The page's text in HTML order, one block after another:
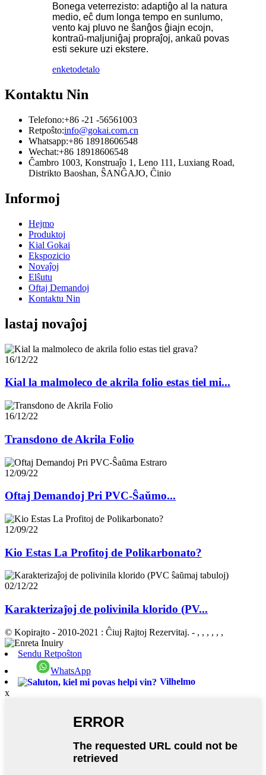
Bonega veterrezisto: adaptiĝo al la natura
medio, eĉ dum longa tempo en sunlumo,
vento kaj pluvo ne ŝanĝos ĝiajn ecojn,
kontraŭ-maljuniĝaj propraĵoj, ankaŭ povas
esti sekure uzi ekstere.
enketodetalo
Kontaktu Nin
Telefono:+86 -21 -56561003
Retpoŝto:info@gokai.com.cn
Whatsapp:+86 18918606548
Wechat:+86 18918606548
Ĉambro 1003, Konstruaĵo 1, Leno 111, Luxiang Road,
Distrikto Baoshan, ŜANĜAJO, Ĉinio
Informoj
Hejmo
Produktoj
Kial Gokai
Ekspozicio
Novaĵoj
Elŝutu
Oftaj Demandoj
Kontaktu Nin
lastaj novaĵoj
16/12/22
Kial la malmoleco de akrila folio estas tiel mi...
16/12/22
Transdono de Akrila Folio
12/09/22
Oftaj Demandoj Pri PVC-Ŝaŭmo...
12/09/22
Kio Estas La Profitoj de Polikarbonato?
02/12/22
Karakterizaĵoj de polivinila klorido (PV...
© Kopirajto - 2010-2021 : Ĉiuj Rajtoj Rezervitaj. - , , , , , ,
Sendu Retpoŝton
WhatsApp
Vilhelmo
x